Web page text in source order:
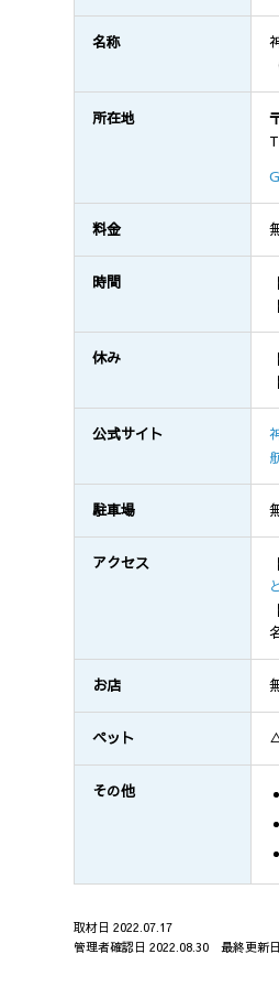
名称
所在地
料金
時間
休み
公式サイト
駐車場
アクセス
お店
ペット
その他
取材日 2022.07.17
管理者確認日 2022.08.30 最終更新